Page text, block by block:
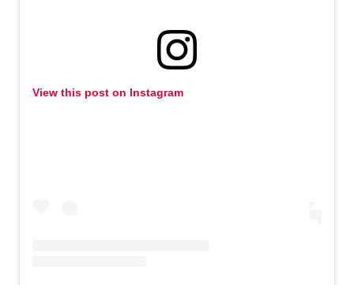
View this post on Instagram